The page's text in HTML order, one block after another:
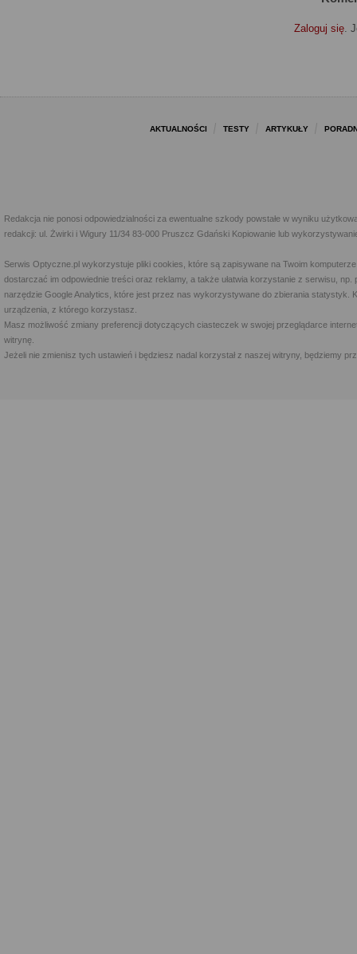
Zaloguj się.
AKTUALNOŚCI TESTY ARTYKUŁY
Redakcja nie ponosi odpowiedzialności za ewentualne szkody powstałe w wyniku
redakcji: ul. Żwirki i Wigury 11/34 83-000 Pruszcz Gdański Kopiowanie lub
Serwis Optyczne.pl wykorzystuje pliki cookies, które są zapisywane na Twoim
dostarczać im odpowiednie treści oraz reklamy, a także ułatwia korzystanie z serwisu,
narzędzie Google Analytics, które jest przez nas wykorzystywane do zbierania statystyk.
urządzenia, z którego korzystasz.
Masz możliwość zmiany preferencji dotyczących ciasteczek w swojej przeglądarce
witrynę.
Jeżeli nie zmienisz tych ustawień i będziesz nadal korzystał z naszej witryny, będziemy